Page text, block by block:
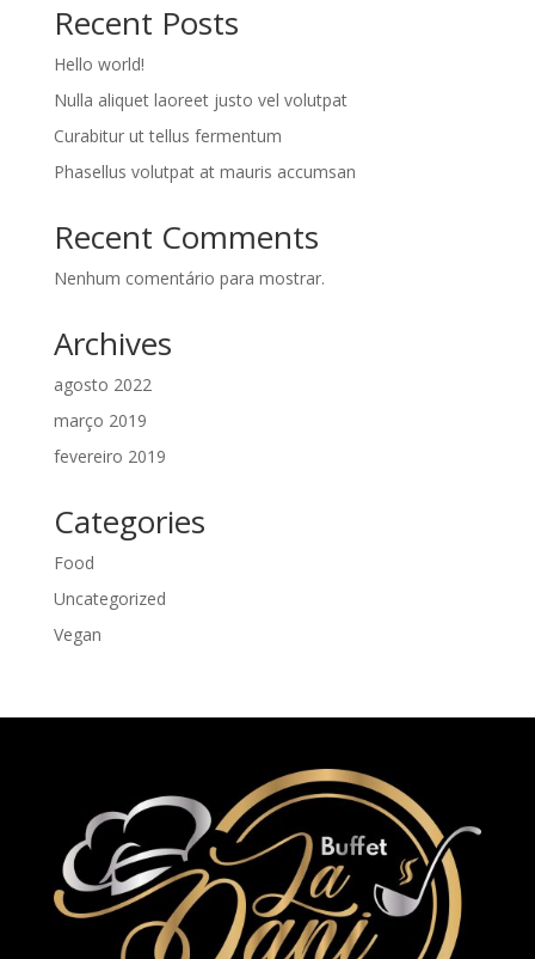
Recent Posts
Hello world!
Nulla aliquet laoreet justo vel volutpat
Curabitur ut tellus fermentum
Phasellus volutpat at mauris accumsan
Recent Comments
Nenhum comentário para mostrar.
Archives
agosto 2022
março 2019
fevereiro 2019
Categories
Food
Uncategorized
Vegan